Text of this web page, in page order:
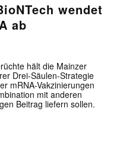
wendet
ab
hält die Mainzer
Drei-Säulen-Strategie
mRNA-Vakzinierungen
mit anderen
Beitrag liefern sollen.